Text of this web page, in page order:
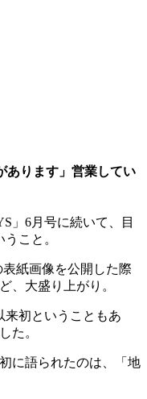
あります」営業してい
」6月号に続いて、目
こと。
表紙画像を公開した際
、大盛り上がり。
来初ということもあ
た。
に語られたのは、「地